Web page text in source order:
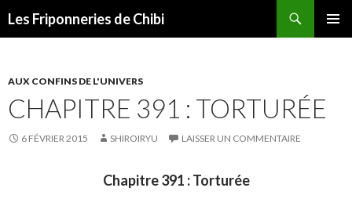
Les Friponneries de Chibi
AUX CONFINS DE L'UNIVERS
CHAPITRE 391 : TORTURÉE
6 FÉVRIER 2015 SHIROIRYU LAISSER UN COMMENTAIRE
Chapitre 391 : Torturée